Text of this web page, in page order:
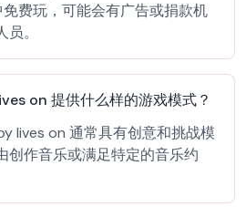
费玩，可能会有广告或捐款机
。
on 提供什么样的游戏模式？
lives on 通常具有创意和挑战模
创作音乐或满足特定的音乐约